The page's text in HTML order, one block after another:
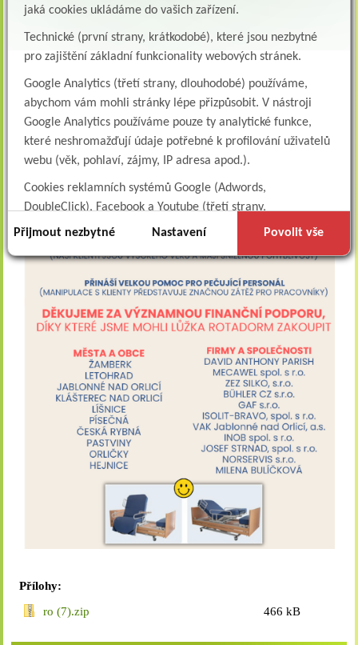
Přílohy:
ro (7).zip
466 kB
jaká cookies ukládáme do vašich zařízení.
Technické (první strany, krátkodobé), které jsou nezbytné
pro zajištění základní funkcionality webových stránek.
Google Analytics (třetí strany, dlouhodobé) používáme,
abychom vám mohli stránky lépe přizpůsobit. V nástroji
Google Analytics používáme pouze ty analytické funkce,
které neshromažďují údaje potřebné k profilování uživatelů
webu (věk, pohlaví, zájmy, IP adresa apod.).
Cookies reklamních systémů Google (Adwords,
DoubleClick), Facebook a Youtube (třetí strany,
dlouhodobé). Tyto
cookiesslouží k marketingovému
například prostřednictvím personalizované reklamy na
sociálních sítích.
Technické cookies lišty CookieBot (třetí strany, dlouhodobé),
díky které si naše webové stránky pamatují vaše volby
ohledně toho, s jakými (netechnickými) cookies nám
umožňujete nakládat.
Cookies nikdy nepoužíváme k tomu, abychom vás osobně
jakkoli identifikovali, a nikdy do nich neumisťujeme citlivá
nebo osobní data.
Přijmout nezbytné Nastavení Povolit vše